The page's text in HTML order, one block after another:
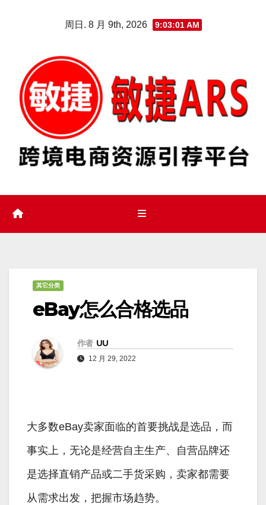
周日. 8 月 9th, 2026 9:03:02 AM
其它分类
eBay怎么合格选品
作者 UU
12 月 29, 2022
大多数eBay卖家面临的首要挑战是选品，而
事实上，无论是经营自主生产、自营品牌还
是选择直销产品或二手货采购，卖家都需要
从需求出发，把握市场趋势。